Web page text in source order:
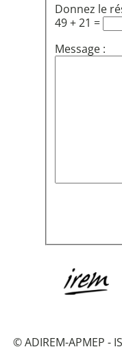
Donnez le
49 + 21 =
Message :
© ADIREM-APMEP -